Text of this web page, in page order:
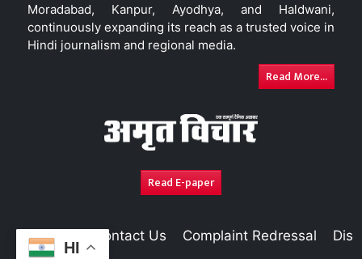
HI
Moradabad, Kanpur, Ayodhya, and Haldwani,
continuously expanding its reach as a trusted voice in
Hindi journalism and regional media.
Read More...
Read E-paper
About Us Contact Us Complaint Redressal